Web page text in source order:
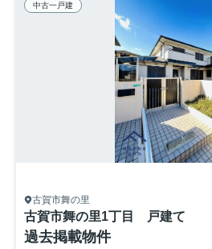
中古一戸建
古賀市舞の里
古賀市舞の里1丁目 戸建て
過去掲載物件